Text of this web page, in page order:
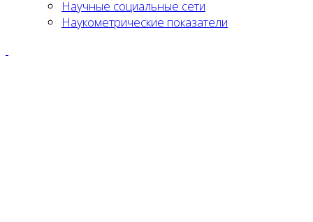
Научные социальные сети
Наукометрические показатели